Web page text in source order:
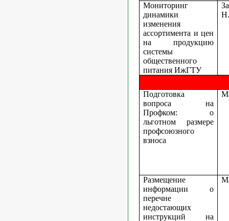
Мониторинг
динамики
изменения
ассортимента и цен
на продукцию
системы
общественного
питания ИжГТУ
Подготовка
вопроса на
Профком: о
льготном размере
профсоюзного
взноса
Размещение
информации о
перечне
недостающих
инструкций на